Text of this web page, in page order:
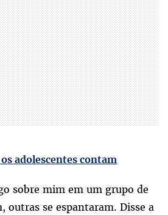
adolescentes contam
sobre mim em um grupo de
outras se espantaram. Disse a